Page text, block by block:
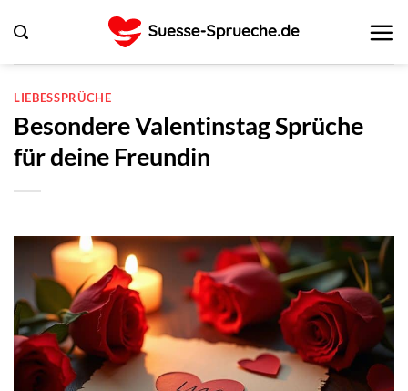
Inhalt
springen
LIEBESSPRÜCHE
Besondere Valentinstag Sprüche
für deine Freundin